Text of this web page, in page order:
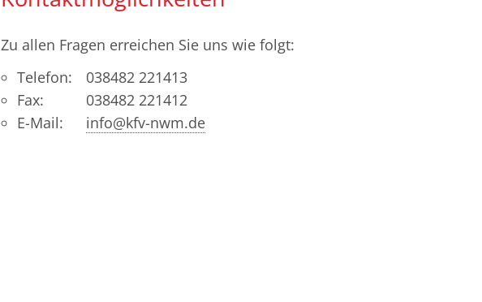
Zu allen Fragen erreichen Sie uns wie folgt:
Telefon:
038482 221413
Fax:
038482 221412
E-Mail:
info@kfv-nwm.de